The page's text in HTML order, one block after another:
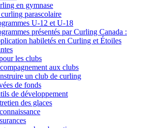
en gymnase
parascolaire
U-12 et U-18
présentés par Curling Canada :
habiletés en Curling et Étoiles
les clubs
aux clubs
un club de curling
de fonds
de développement
des glaces